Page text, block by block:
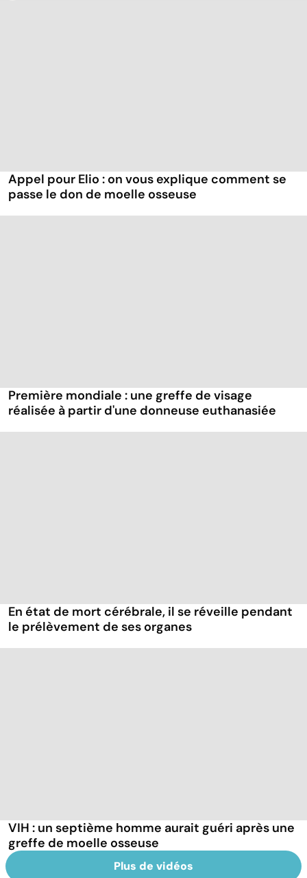
Appel pour Elio : on vous explique comment se
passe le don de moelle osseuse
Première mondiale : une greffe de visage
réalisée à partir d'une donneuse euthanasiée
En état de mort cérébrale, il se réveille pendant
le prélèvement de ses organes
VIH : un septième homme aurait guéri après une
greffe de moelle osseuse
Plus de vidéos